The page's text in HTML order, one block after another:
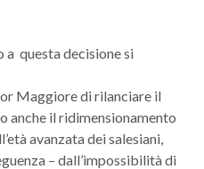
a questa decisione si
Maggiore di rilanciare il
anche il ridimensionamento
avanzata dei salesiani,
– dall’impossibilità di